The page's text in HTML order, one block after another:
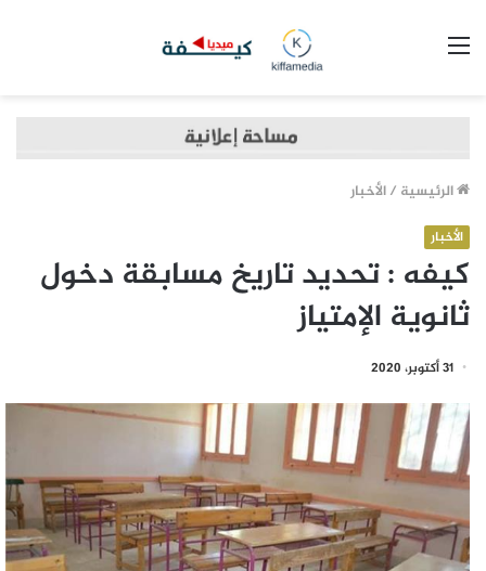
الرئيسية /الأخبار
الأخبار
كيفه : تحديد تاريخ مسابقة دخول
ثانوية الإمتياز
31 أكتوبر، 2020